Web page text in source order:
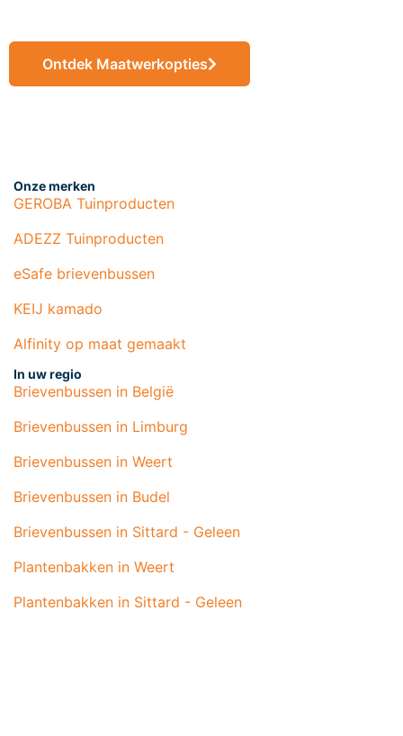
Ontdek Maatwerkopties
Onze merken
GEROBA Tuinproducten
ADEZZ Tuinproducten
eSafe brievenbussen
KEIJ kamado
Alfinity op maat gemaakt
In uw regio
Brievenbussen in België
Brievenbussen in Limburg
Brievenbussen in Weert
Brievenbussen in Budel
Brievenbussen in Sittard - Geleen
Plantenbakken in Weert
Plantenbakken in Sittard - Geleen